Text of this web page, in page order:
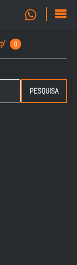
0
PESQUISA